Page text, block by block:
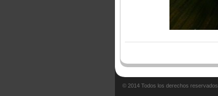
© 2014 Todos los derechos reservados.